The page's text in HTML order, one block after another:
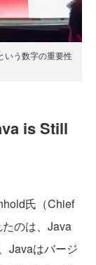
いう数字の重要性
is Still
氏（Chief
のは、Java
Javaはバージ